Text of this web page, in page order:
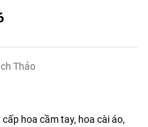
Thảo
hoa cầm tay, hoa cài áo,